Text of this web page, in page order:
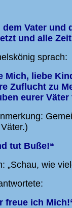
dem Vater und
und alle
sprach:
Mich, liebe
Zuflucht zu
eurer Väter
tut Buße!“
„Schau, wie
freue ich